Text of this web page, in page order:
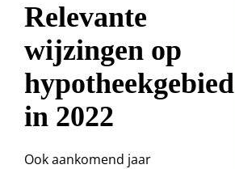
Relevante
wijzingen op
hypotheekgebied
in 2022
Ook aankomend jaar